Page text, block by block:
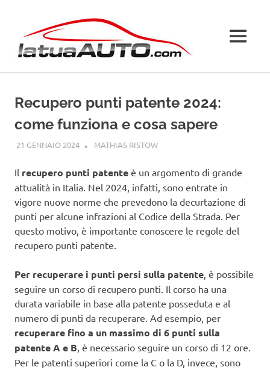
contenuto
MENU
Recupero punti patente 2024:
come funziona e cosa sapere
21 GENNAIO 2024 MATHIAS RISTOWGUIDE
Il recupero punti patente è un argomento di grande
attualità in Italia. Nel 2024, infatti, sono entrate in
vigore nuove norme che prevedono la decurtazione di
punti per alcune infrazioni al Codice della Strada. Per
questo motivo, è importante conoscere le regole del
recupero punti patente.
Per recuperare i punti persi sulla patente, è possibile
seguire un corso di recupero punti. Il corso ha una
durata variabile in base alla patente posseduta e al
numero di punti da recuperare. Ad esempio, per
recuperare fino a un massimo di 6 punti sulla
patente A e B, è necessario seguire un corso di 12 ore.
Per le patenti superiori come la C o la D, invece, sono